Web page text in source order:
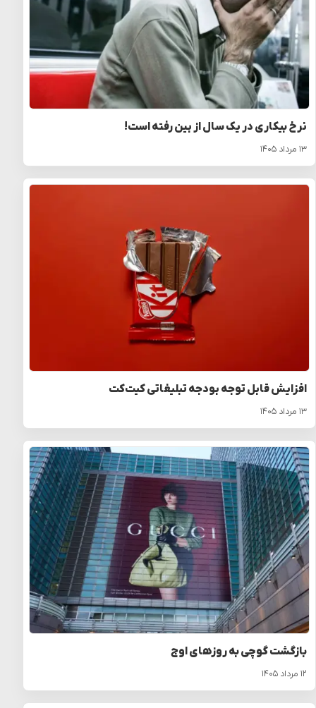
نرخ بیکاری در یک سال از بین رفته است!
۱۳ مرداد ۱۴۰۵
افزایش قابل توجه بودجه تبلیغاتی کیت‌کت
۱۳ مرداد ۱۴۰۵
بازگشت گوچی به روزهای اوج
۱۲ مرداد ۱۴۰۵